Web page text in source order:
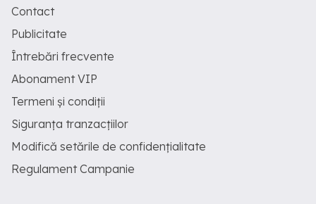
Contact
Publicitate
Întrebări frecvente
Abonament VIP
Termeni și condiții
Siguranța tranzacțiilor
Modifică setările de confidențialitate
Regulament Campanie